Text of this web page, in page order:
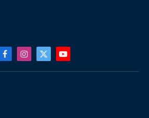
FacebookInstagram
X
(Twitter)
YouTube